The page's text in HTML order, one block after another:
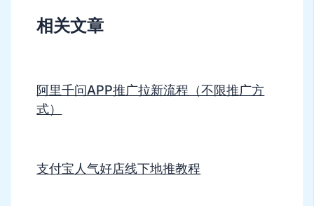
相关文章
阿里千问APP推广拉新流程（不限推广方
式）
支付宝人气好店线下地推教程